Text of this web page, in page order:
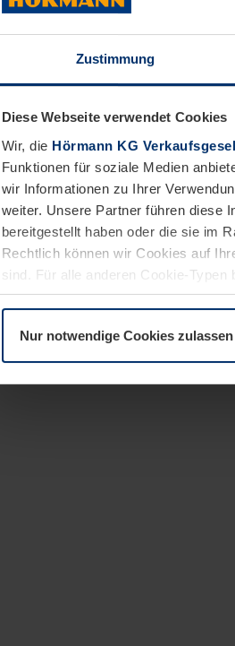
Zustimmung
Diese Webseite verwendet Cookies
Wir, die Hörmann KG
Funktionen für soziale Medien
wir Informationen zu Ihrer
weiter. Unsere Partner führen diese
bereitgestellt haben oder die sie im
Rechtlich können wir Cookies auf
sind. Für alle anderen Cookie-Typen
Erläuterung auf der Seite
Nur notwendige Cookies zulassen